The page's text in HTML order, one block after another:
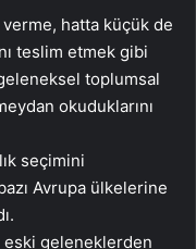
hatta küçük de
teslim etmek gibi
toplumsal
okuduklarını
seçimini
Avrupa ülkelerine
eski geleneklerden